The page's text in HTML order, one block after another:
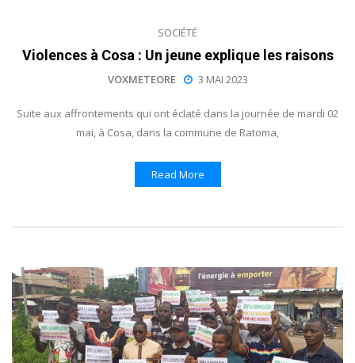
SOCIÉTÉ
Violences à Cosa : Un jeune explique les raisons
VOXMETEORE 3 MAI 2023
Suite aux affrontements qui ont éclaté dans la journée de mardi 02
mai, à Cosa, dans la commune de Ratoma,
Read More